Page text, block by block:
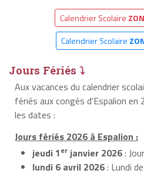
Calendrier Scolaire
Calendrier Scolaire
Jours Fériés ⤵
Aux vacances du calendrier
fériés aux congés d'Espalion
les dates :
Jours fériés 2026 à Espalion :
jeudi 1er janvier 2026:
lundi 6 avril 2026: Lundi